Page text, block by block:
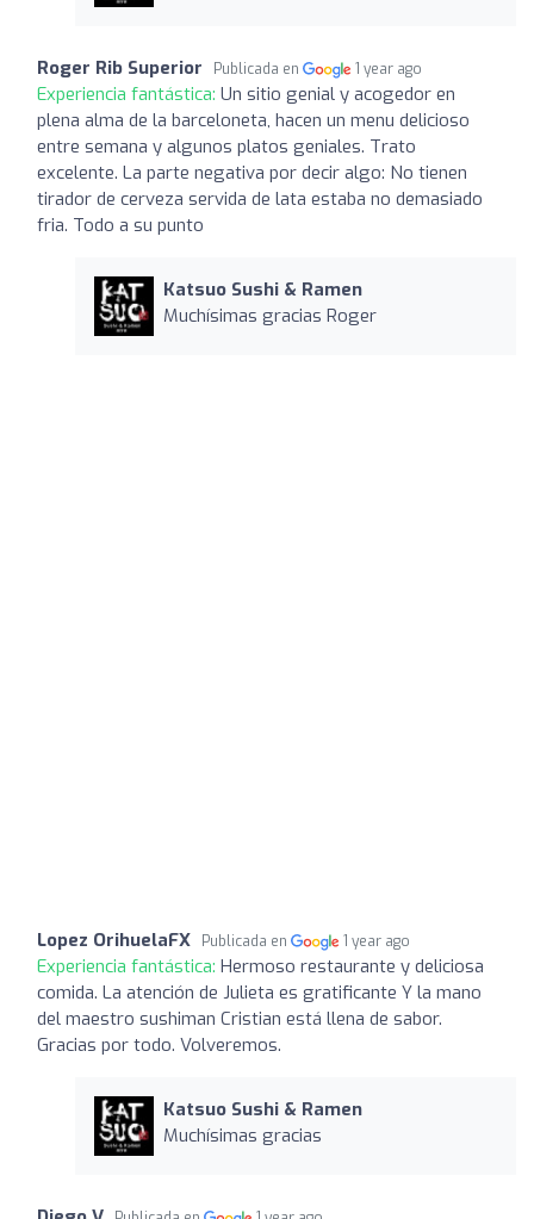
Roger Rib Superior Publicada en 1 year ago
Experiencia fantástica: Un sitio genial y acogedor en
plena alma de la barceloneta, hacen un menu delicioso
entre semana y algunos platos geniales. Trato
excelente. La parte negativa por decir algo: No tienen
tirador de cerveza servida de lata estaba no demasiado
fria. Todo a su punto
Katsuo Sushi & Ramen
Muchísimas gracias Roger
Lopez OrihuelaFX Publicada en 1 year ago
Experiencia fantástica: Hermoso restaurante y deliciosa
comida. La atención de Julieta es gratificante Y la mano
del maestro sushiman Cristian está llena de sabor.
Gracias por todo. Volveremos.
Katsuo Sushi & Ramen
Muchísimas gracias